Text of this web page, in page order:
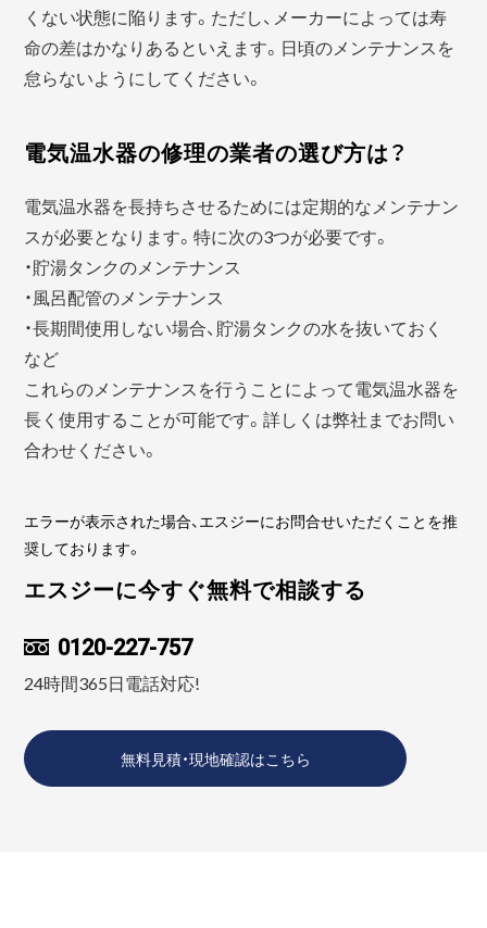
くない状態に陥ります。ただし、メーカーによっては寿
命の差はかなりあるといえます。日頃のメンテナンスを
怠らないようにしてください。
電気温水器の修理の業者の選び方は？
電気温水器を長持ちさせるためには定期的なメンテナン
スが必要となります。特に次の3つが必要です。
・貯湯タンクのメンテナンス
・風呂配管のメンテナンス
・長期間使用しない場合、貯湯タンクの水を抜いておく
など
これらのメンテナンスを行うことによって電気温水器を
長く使用することが可能です。詳しくは弊社までお問い
合わせください。
エラーが表示された場合、エスジーにお問合せいただくことを推
奨しております。
エスジーに今すぐ無料で相談する
0120-227-757
24時間365日電話対応!
無料見積・現地確認はこちら